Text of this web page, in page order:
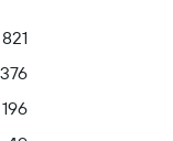
821
376
196